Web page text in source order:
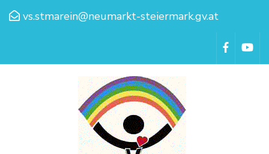
vs.stmarein@neumarkt-steiermark.gv.at